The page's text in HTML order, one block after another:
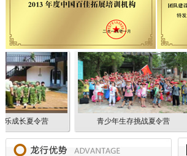
长夏令营 青少年生存挑战夏令营